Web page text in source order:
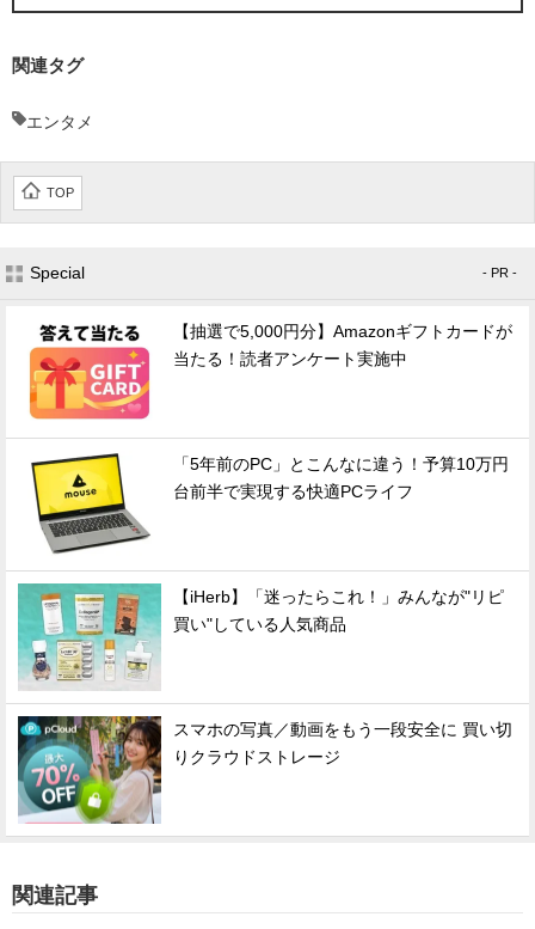
関連タグ
エンタメ
TOP
Special - PR -
【抽選で5,000円分】Amazonギフトカードが
当たる！読者アンケート実施中
「5年前のPC」とこんなに違う！予算10万円
台前半で実現する快適PCライフ
【iHerb】「迷ったらこれ！」みんなが"リピ
買い"している人気商品
スマホの写真／動画をもう一段安全に 買い切
りクラウドストレージ
関連記事